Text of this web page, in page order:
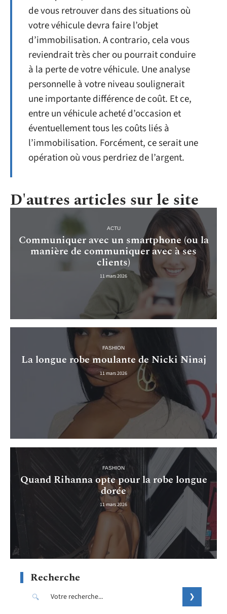
de vous retrouver dans des situations où
votre véhicule devra faire l’objet
d’immobilisation. A contrario, cela vous
reviendrait très cher ou pourrait conduire
à la perte de votre véhicule. Une analyse
personnelle à votre niveau soulignerait
une importante différence de coût. Et ce,
entre un véhicule acheté d’occasion et
éventuellement tous les coûts liés à
l’immobilisation. Forcément, ce serait une
opération où vous perdriez de l’argent.
D'autres articles sur le site
ACTU
Communiquer avec un smartphone (ou la
manière de communiquer avec à ses
clients)
11 mars 2026
FASHION
La longue robe moulante de Nicki Ninaj
11 mars 2026
FASHION
Quand Rihanna opte pour la robe longue
dorée
11 mars 2026
Recherche